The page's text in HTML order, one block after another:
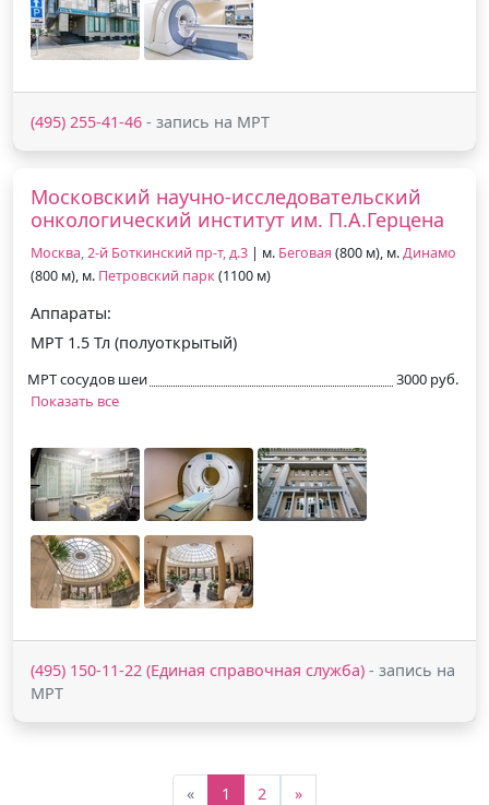
(495) 255-41-46 - запись на МРТ
Московский научно-исследовательский
онкологический институт им. П.А.Герцена
Москва, 2-й Боткинский пр-т, д.3 | м. Беговая (800 м), м.Динамо
(800 м), м. Петровский парк(1100 м)
Аппараты:
МРТ 1.5 Тл (полуоткрытый)
МРТ сосудов шеи
3000 руб.
Показать все
(495) 150-11-22 (Единая справочная служба) - запись на
МРТ
« 1 2 »